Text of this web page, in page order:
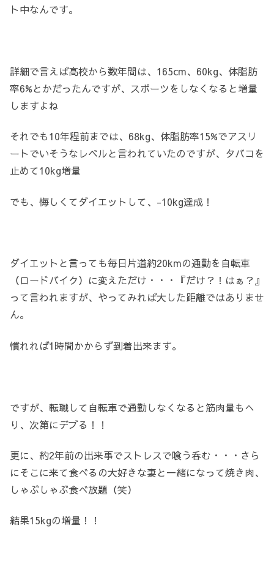
ト中なんです。
詳細で言えば高校から数年間は、165cm、60kg、体脂肪
率6%とかだったんですが、スポーツをしなくなると増量
しますよね
それでも10年程前までは、68kg、体脂肪率15%でアスリ
ートでいそうなレベルと言われていたのですが、タバコを
止めて10kg増量
でも、悔しくてダイエットして、-10kg達成！
ダイエットと言っても毎日片道約20kmの通勤を自転車
（ロードバイク）に変えただけ・・・『だけ？！はぁ？』
って言われますが、やってみれば大した距離ではありませ
ん。
慣れれば1時間かからず到着出来ます。
ですが、転職して自転車で通勤しなくなると筋肉量もへ
り、次第にデブる！！
更に、約2年前の出来事でストレスで喰う呑む・・・さら
にそこに来て食べるの大好きな妻と一緒になって焼き肉、
しゃぶしゃぶ食べ放題（笑）
結果15kgの増量！！